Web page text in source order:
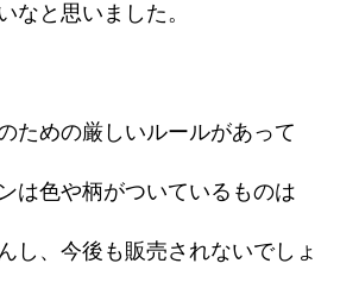
なと思いました。
ための厳しいルールがあって
は色や柄がついているものは
し、今後も販売されないでしょ